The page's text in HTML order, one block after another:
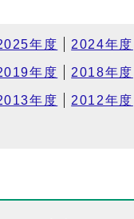
年度 2024年度
年度 2018年度
年度 2012年度